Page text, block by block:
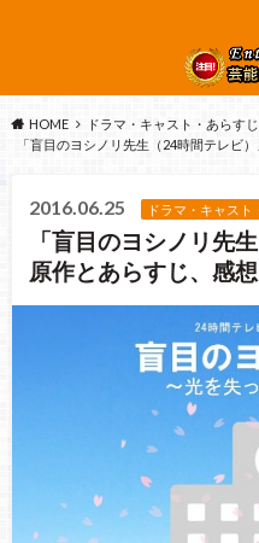
HOME
ドラマ・キャスト・あらす
「盲目のヨシノリ先生（24時間テレビ
2016.06.25 ドラマ・キャス
「盲目のヨシノリ先
原作とあらすじ、感